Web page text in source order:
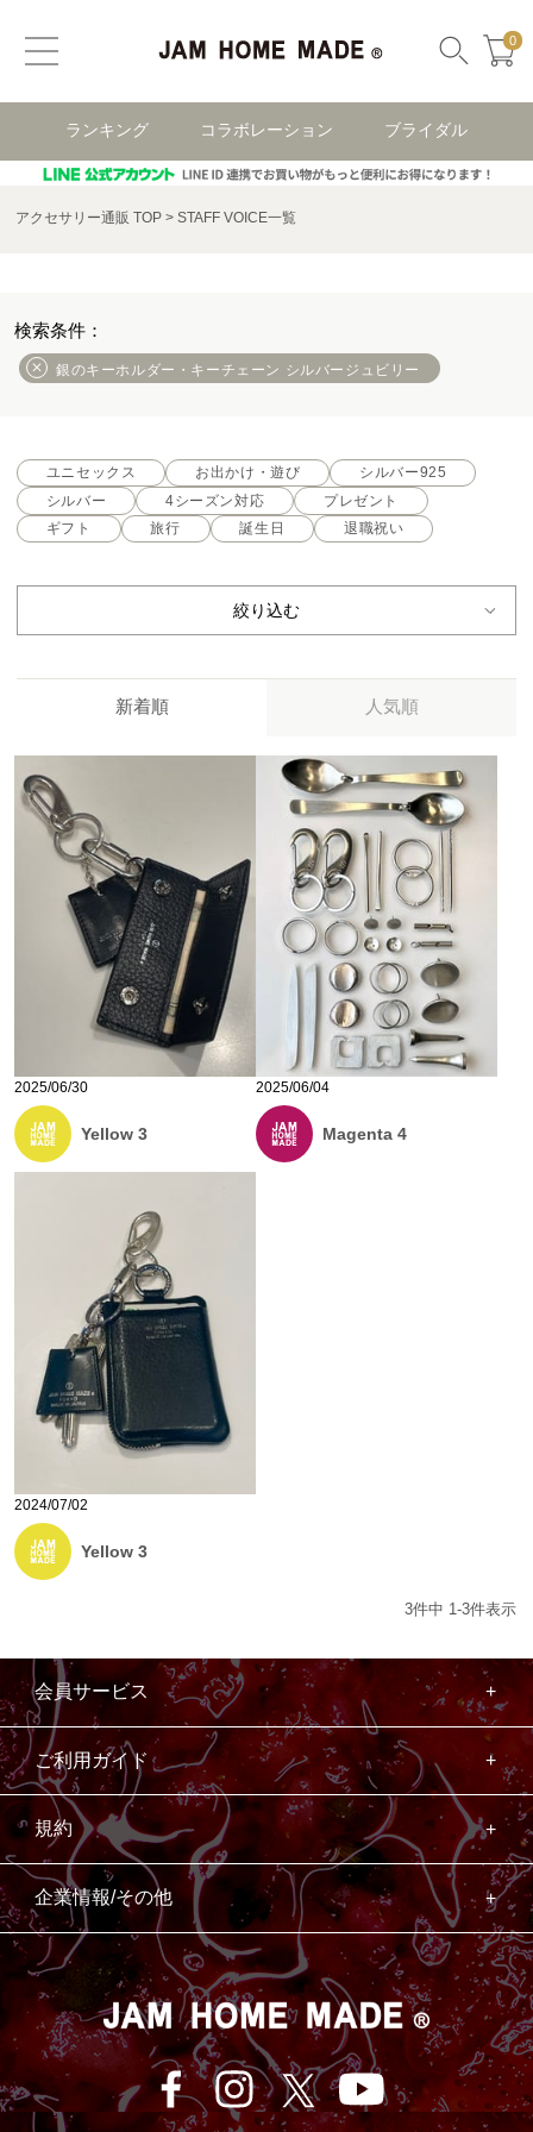
0
ランキング コラボレーション ブライダル
アクセサリー通販 TOP STAFF VOICE一覧
銀のキーホルダー・キーチェーン シルバージュビリー
ユニセックス お出かけ・遊び
シルバー925
シルバー
4シーズン対応
プレゼント
ギフト
旅行 誕生日 退職祝い
絞り込む
新着順 人気順
2025/06/30
Yellow 3
2025/06/04
Magenta 4
2024/07/02
Yellow 3
3件中 1 -3件表示
会員サービス
ご利用ガイド
規約
企業情報/その他